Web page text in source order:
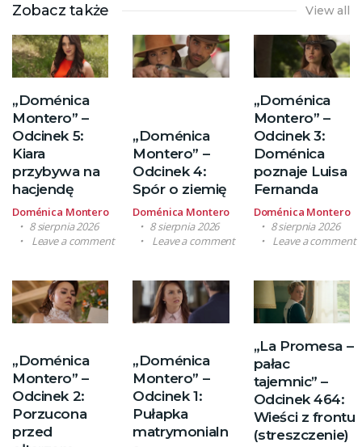
Zobacz także View all
„Doménica
Montero” –
Odcinek 5:
Kiara
przybywa na
hacjendę
Doménica Montero
8 sierpnia 2026
Leave a comment
„Doménica
Montero” –
Odcinek 4:
Spór o ziemię
Doménica Montero
8 sierpnia 2026
Leave a comment
„Doménica
Montero” –
Odcinek 3:
Doménica
poznaje Luisa
Fernanda
Doménica Montero
8 sierpnia 2026
Leave a comment
„Doménica
Montero” –
Odcinek 2:
Porzucona
przed
„Doménica
Montero” –
Odcinek 1:
Pułapka
matrymonialn
„La Promesa –
pałac
tajemnic” –
Odcinek 464:
Wieści z frontu
(streszczenie)